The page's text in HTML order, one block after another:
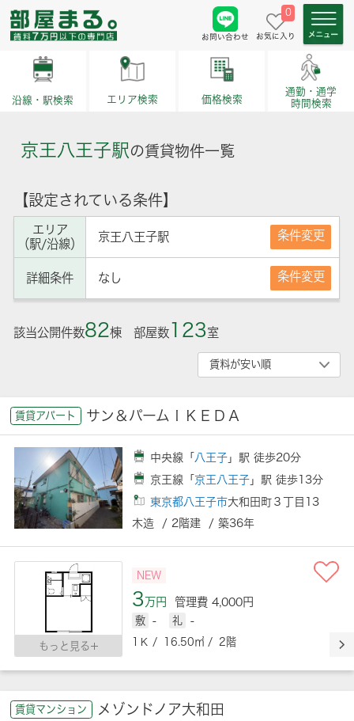
お問い合わせ
0
お気に入り
沿線・駅検索 エリア検索 価格検索
通勤・通学
時間検索
京王八王子駅 の賃貸物件一覧
【設定されている条件】
エリア
（駅/沿線）
京王八王子駅 条件変更
詳細条件 なし 条件変更
該当公開件数82棟 部屋数123室
賃貸アパート サン＆パームＩＫＥＤＡ
中央線「 八王子 」駅 徒歩20分
京王線「京王八王子 」駅 徒歩13分
東京都八王子市大和田町３丁目13
木造 / 2階建 / 築36年
もっと見る
NEW
3万円 管理費 4,000円
敷 - 礼
-
1Ｋ / 16.50㎡ / 2階
賃貸マンション メゾンドノア大和田